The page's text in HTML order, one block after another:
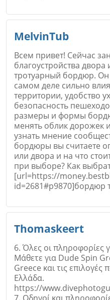
Email
Коментар*
MelvinTub
Всем привет! Сейчас
благоустройства
тротуарный бордюр.
самом деле сильно
территории, удобство
безопасность
размеры и формы
менять облик дорожек
узнать мнение
бордюры вы считаете
или двора и на что
при выборе? Как
[url=https://
id=2681#p9870]бордюр
Email
Thomaskeert
6. Όλες οι πληροφορίες
Μάθετε για Dude Spin
Greece και τις
Ελλάδα.
https://